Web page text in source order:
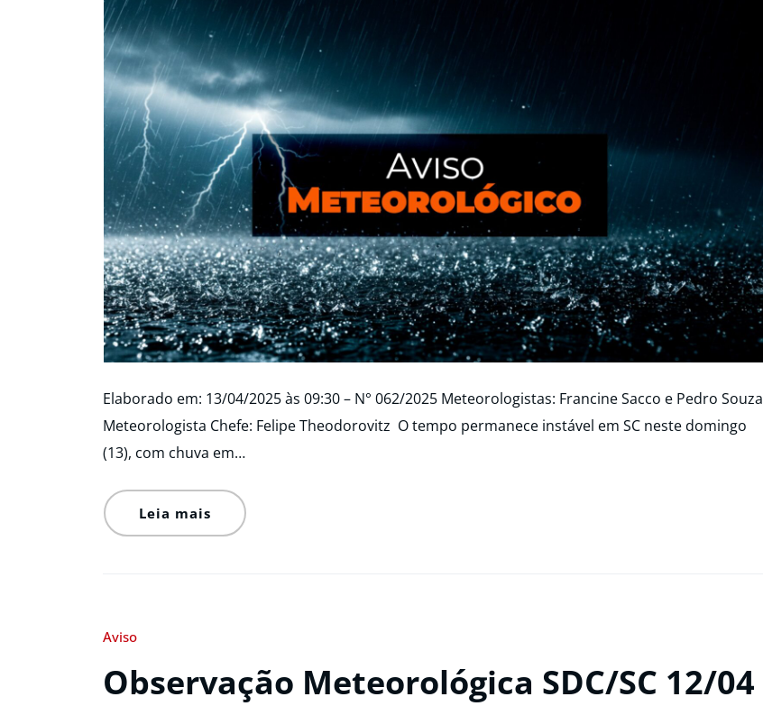
Elaborado em: 13/04/2025 às 09:30 – N° 062/2025 Meteorologistas: Francine Sacco e Pedro Souza
Meteorologista Chefe: Felipe Theodorovitz O tempo permanece instável em SC neste domingo
(13), com chuva em…
Leia mais
Aviso
Observação Meteorológica SDC/SC 12/04